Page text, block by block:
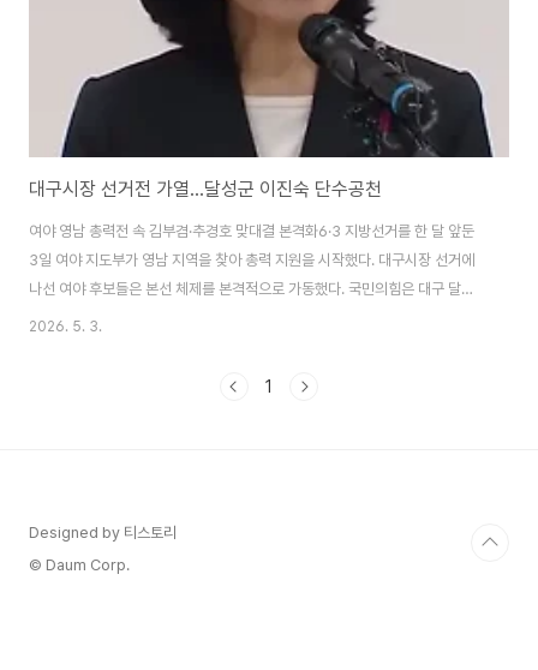
대구시장 선거전 가열…달성군 이진숙 단수공천
여야 영남 총력전 속 김부겸·추경호 맞대결 본격화6·3 지방선거를 한 달 앞둔
3일 여야 지도부가 영남 지역을 찾아 총력 지원을 시작했다. 대구시장 선거에
나선 여야 후보들은 본선 체제를 본격적으로 가동했다. 국민의힘은 대구 달성
군 국회의원 보궐선거에 이진숙 전 방통위원장을 단수 공천했다.국민의힘 대구
구시장 예비후보는 2일 주호영 의원을 총괄선대위원장으로 추대했다. 추 후보
2026. 5. 3.
1
Designed by 티스토리
© Daum Corp.